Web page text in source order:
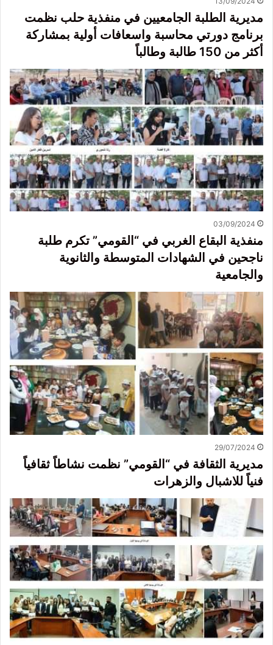
مديرية الطلبة الجامعيين في منفذية حلب نظمت
برنامج دورتي محاسبة واسعافات أولية بمشاركة
أكثر من 150 طالبة وطالباً
03/09/2024
منفذية البقاع الغربي في “القومي” تكرم طلبة
ناجحين في الشهادات المتوسطة والثانوية
والجامعية
29/07/2024
مديرية الثقافة في “القومي” نظمت نشاطاً ثقافياً
فنياً للاشبال والزهرات